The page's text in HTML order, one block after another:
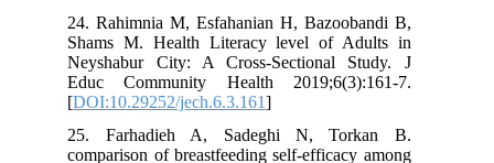
24. Rahimnia M, Esfahanian H, Bazoobandi B,
Shams M. Health Literacy level of Adults in
Neyshabur City: A Cross-Sectional Study. J
Educ Community Health 2019;6(3):161-7.
[DOI:10.29252/jech.6.3.161
25. Farhadieh A, Sadeghi N, Torkan B.
comparison of breastfeeding self-efficacy among